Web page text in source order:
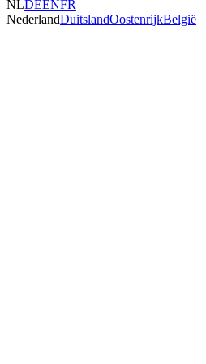
NLDEENFR
NederlandDuitslandOostenrijkBelgië